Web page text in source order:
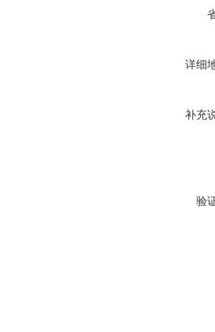
详细
补充
验